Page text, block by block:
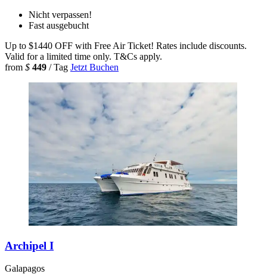
Nicht verpassen!
Fast ausgebucht
Up to $1440 OFF with Free Air Ticket! Rates include discounts.
Valid for a limited time only. T&Cs apply.
from $ 449 / Tag Jetzt Buchen
Archipel I
Galapagos